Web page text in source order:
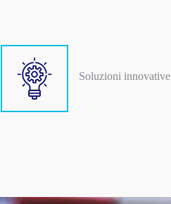
Soluzioni innovative